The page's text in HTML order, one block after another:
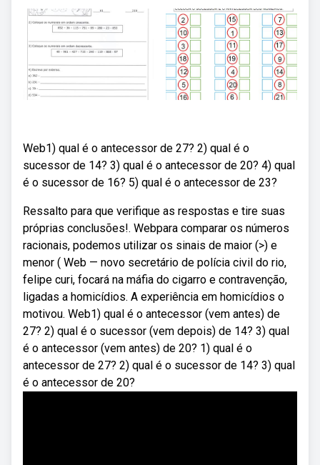
Web1) qual é o antecessor de 27? 2) qual é o
sucessor de 14? 3) qual é o antecessor de 20? 4) qual
é o sucessor de 16? 5) qual é o antecessor de 23?
Ressalto para que verifique as respostas e tire suas
próprias conclusões!. Webpara comparar os números
racionais, podemos utilizar os sinais de maior (>) e
menor ( Web — novo secretário de polícia civil do rio,
felipe curi, focará na máfia do cigarro e contravenção,
ligadas a homicídios. A experiência em homicídios o
motivou. Web1) qual é o antecessor (vem antes) de
27? 2) qual é o sucessor (vem depois) de 14? 3) qual
é o antecessor (vem antes) de 20? 1) qual é o
antecessor de 27? 2) qual é o sucessor de 14? 3) qual
é o antecessor de 20?